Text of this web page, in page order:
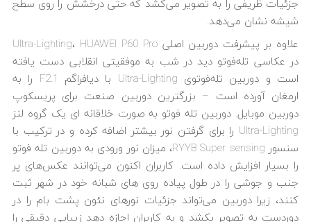
جزئیات ظریفی را به تصویر می‌کشد که حتی درخشش را روی سطح
شیشه نشان می‌دهد.
علاوه بر پیشرفت دوربین اصلی Ultra-Lighting، HUAWEI P60 Pro
در عکاسی تله‌فوتو دید در شب به موفقیتی انقلابی دست یافته
است و دوربین تله‌فوتوی Ultra-Lighting با دیافراگم F2.1 را به
ارمغان آورده است – بزرگترین دوربین صنعت برای پریسکوپ
دوربین موبایل. دوربین تله فوتو به صورت خلاقانه ای یک گروه لنز
Ultra-Lighting را برای گرفتن نور بیشتر اضافه کرده و در ترکیب با
سنسور RYYB Super sensing، میزان نور ورودی به دوربین تله فوتو
را بسیار افزایش داده است. کاربران اکنون می‌توانند عکس‌های پر
جنب و جوشی را در طول پیاده روی های شبانه خود در شهر ثبت
کنند، زیرا دوربین می‌تواند جزئیات نورهای نئون پشت بام را در
دوردست به تصویر بکشد و به کاربران اجازه دهد زیبایی دقیقی را